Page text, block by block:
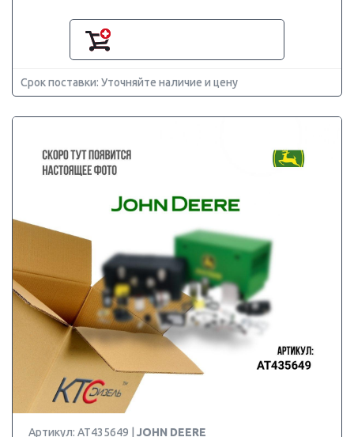
Срок поставки: Уточняйте наличие и цену
Артикул: AT435649 | JOHN DEERE